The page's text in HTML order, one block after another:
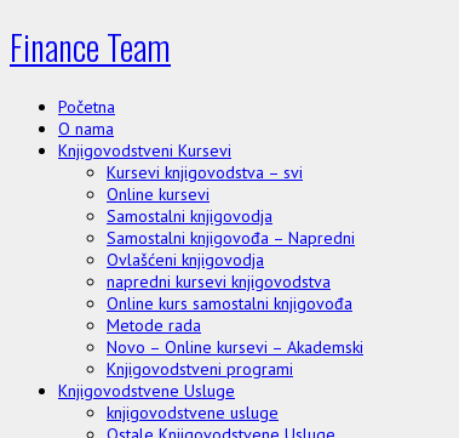
Finance Team
Početna
O nama
Knjigovodstveni Kursevi
Kursevi knjigovodstva – svi
Online kursevi
Samostalni knjigovodja
Samostalni knjigovođa – Napredni
Ovlašćeni knjigovodja
napredni kursevi knjigovodstva
Online kurs samostalni knjigovođa
Metode rada
Novo – Online kursevi – Akademski
Knjigovodstveni programi
Knjigovodstvene Usluge
knjigovodstvene usluge